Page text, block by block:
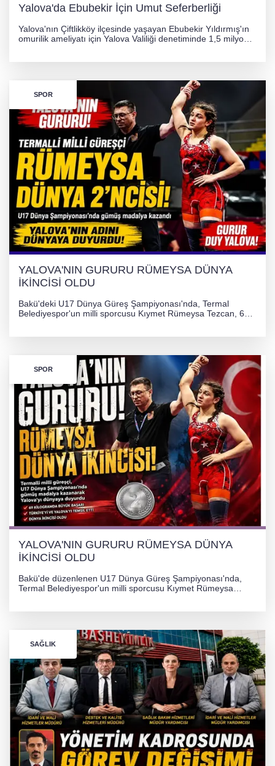
Yalova'da Ebubekir İçin Umut Seferberliği
Yalova'nın Çiftlikköy ilçesinde yaşayan Ebubekir Yıldırmış'ın
omurilik ameliyatı için Yalova Valiliği denetiminde 1,5 milyon
SPOR
YALOVA'NIN GURURU RÜMEYSA DÜNYA
İKİNCİSİ OLDU
Bakü'deki U17 Dünya Güreş Şampiyonası'nda, Termal
Belediyespor'un milli sporcusu Kıymet Rümeysa Tezcan, 69
SPOR
YALOVA'NIN GURURU RÜMEYSA DÜNYA
İKİNCİSİ OLDU
Bakü'de düzenlenen U17 Dünya Güreş Şampiyonası'nda,
Termal Belediyespor'un milli sporcusu Kıymet Rümeysa
SAĞLIK